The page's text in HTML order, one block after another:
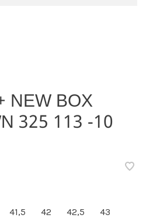
NEW BOX
325 113 -10
41,5 42 42,5
43